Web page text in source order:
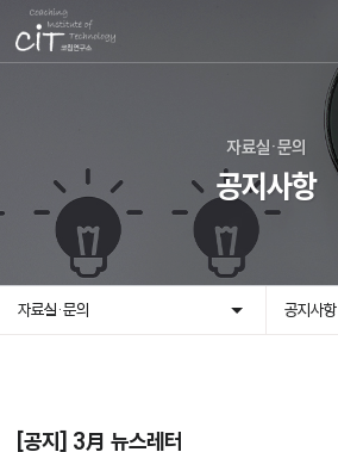
자료실·문의
공지사항
자료실·문의 공지사항
[공지] 3月 뉴스레터